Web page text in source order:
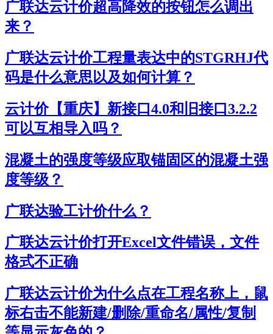
广联达云计价超高降效的按钮怎么调出
来？
广联达云计价工程量表达中的STGRHJ代
码是什么意思以及如何计算？
云计价【重庆】新接口4.0和旧接口3.2.2
可以互相导入吗？
混凝土的强度等级应取锚固区的混凝土强
度等级？
广联达验工计价什么？
广联达云计价打开Excel文件错误，文件
格式不正确
广联达云计价为什么点在工程名称上，鼠
标右击不能新建/删除/重命名/属性/复制